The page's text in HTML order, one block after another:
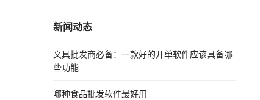
新闻动态
文具批发商必备：一款好的开单软件应该具备哪
些功能
哪种食品批发软件最好用